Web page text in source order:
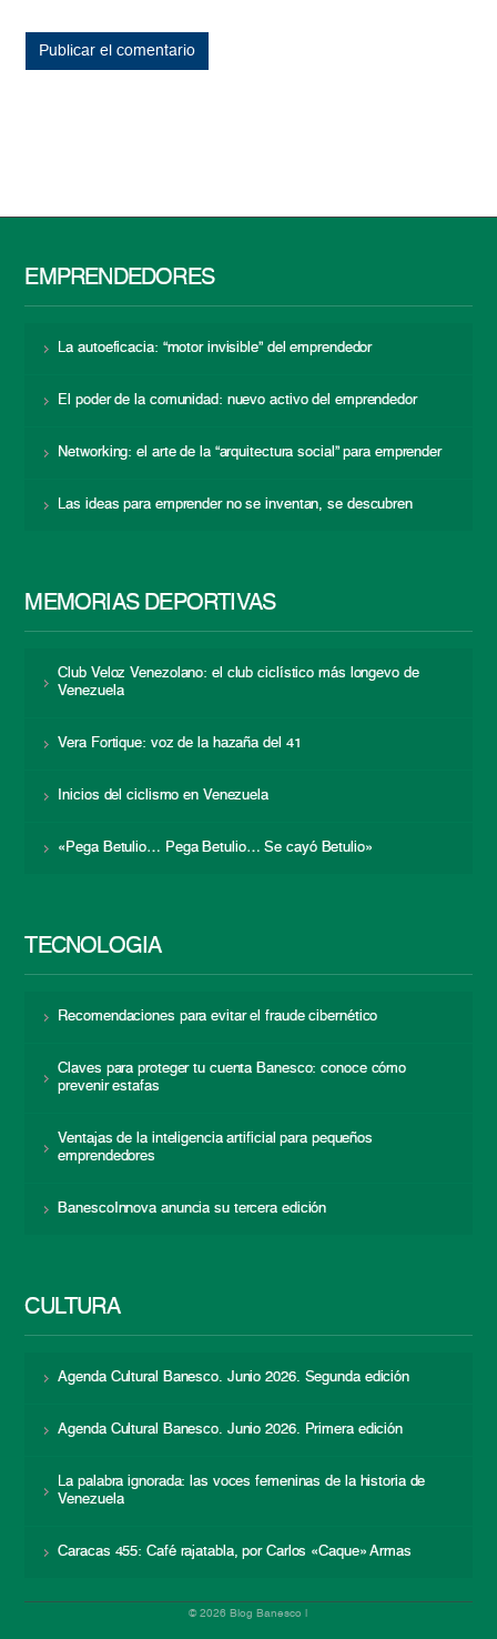
EMPRENDEDORES
La autoeficacia: “motor invisible” del emprendedor
El poder de la comunidad: nuevo activo del emprendedor
Networking: el arte de la “arquitectura social” para emprender
Las ideas para emprender no se inventan, se descubren
MEMORIAS DEPORTIVAS
Club Veloz Venezolano: el club ciclístico más longevo de
Venezuela
Vera Fortique: voz de la hazaña del 41
Inicios del ciclismo en Venezuela
«Pega Betulio… Pega Betulio… Se cayó Betulio»
TECNOLOGÍA
Recomendaciones para evitar el fraude cibernético
Claves para proteger tu cuenta Banesco: conoce cómo
prevenir estafas
Ventajas de la inteligencia artificial para pequeños
emprendedores
BanescoInnova anuncia su tercera edición
CULTURA
Agenda Cultural Banesco. Junio 2026. Segunda edición
Agenda Cultural Banesco. Junio 2026. Primera edición
La palabra ignorada: las voces femeninas de la historia de
Venezuela
Caracas 455: Café rajatabla, por Carlos «Caque» Armas
© 2026 Blog Banesco |